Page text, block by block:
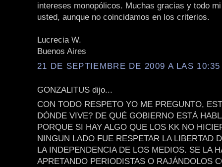
intereses monopólicos. Muchas gracias y todo
usted, aunque no coincidamos en los criterios.
Lucrecia W.
Buenos Aires
21 DE SEPTIEMBRE DE 2009 A LAS 10:35
GONZALITUS dijo...
CON TODO RESPETO YO ME PREGUNTO,
DÓNDE VIVE? DE QUÉ GOBIERNO ESTÁ
PORQUE SI HAY ALGO QUE LOS KK NO
NINGUN LADO FUE RESPETAR LA LIBERTAD
LA INDEPENDENCIA DE LOS MEDIOS. SE LA
APRETANDO PERIODISTAS O RAJÁNDOLOS